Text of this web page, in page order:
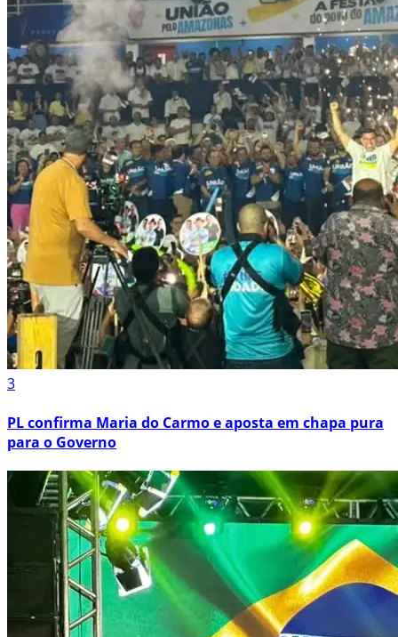
3
PL confirma Maria do Carmo e aposta em chapa pura
para o Governo